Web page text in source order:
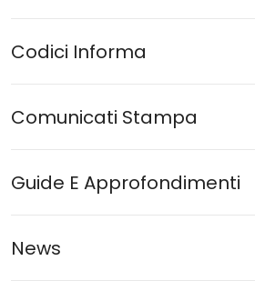
Codici Informa
Comunicati Stampa
Guide E Approfondimenti
News